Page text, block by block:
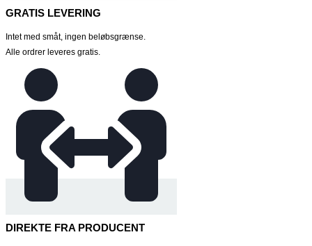
GRATIS LEVERING
Intet med småt, ingen beløbsgrænse.
Alle ordrer leveres gratis.
DIREKTE FRA PRODUCENT